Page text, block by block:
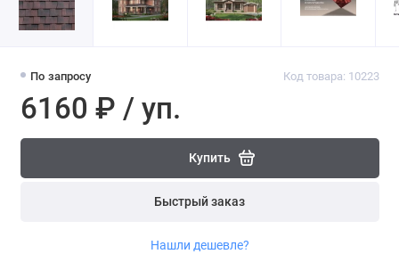
По запросу Код товара: 10223
6160 ₽ / уп.
Купить
Быстрый заказ
Нашли дешевле?